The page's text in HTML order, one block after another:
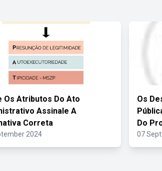
Os Atributos Do Ato
Assinale A
Correta
2024
Os
Do
07